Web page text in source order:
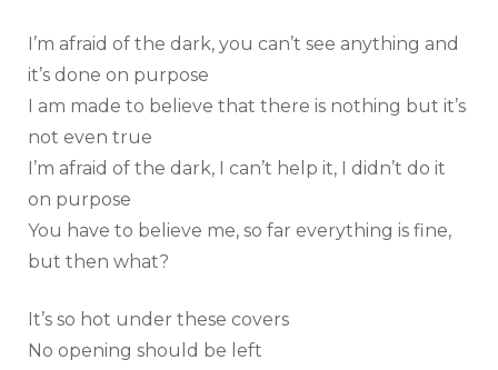
I’m afraid of the dark, you can’t see anything and
it’s done on purpose
I am made to believe that there is nothing but it’s
not even true
I’m afraid of the dark, I can’t help it, I didn’t do it
on purpose
You have to believe me, so far everything is fine,
but then what?
It’s so hot under these covers
No opening should be left